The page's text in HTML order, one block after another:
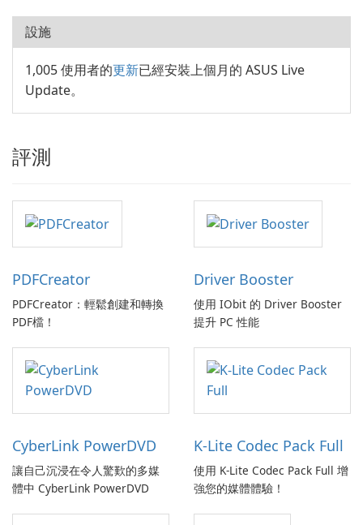
設施
1,005 使用者的更新已經安裝上個月的 ASUS Live
Update。
評測
PDFCreator
PDFCreator：輕鬆創建和轉換
PDF檔！
Driver Booster
使用 IObit 的 Driver Booster
提升 PC 性能
CyberLink PowerDVD
讓自己沉浸在令人驚歎的多媒
體中 CyberLink PowerDVD
K-Lite Codec Pack Full
使用 K-Lite Codec Pack Full 增
強您的媒體體驗！